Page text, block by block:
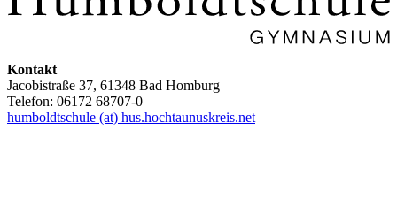
Kontakt
Jacobistraße 37, 61348 Bad Homburg
Telefon: 06172 68707-0
humboldtschule (at) hus.hochtaunuskreis.net